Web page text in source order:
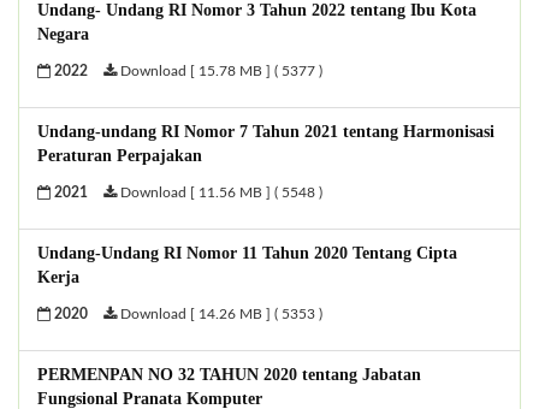
Undang- Undang RI Nomor 3 Tahun 2022 tentang Ibu Kota
Negara
2022 Download [ 15.78 MB ] ( 5377 )
Undang-undang RI Nomor 7 Tahun 2021 tentang Harmonisasi
Peraturan Perpajakan
2021 Download [ 11.56 MB ] ( 5548 )
Undang-Undang RI Nomor 11 Tahun 2020 Tentang Cipta
Kerja
2020 Download [ 14.26 MB ] ( 5353 )
PERMENPAN NO 32 TAHUN 2020 tentang Jabatan
Fungsional Pranata Komputer